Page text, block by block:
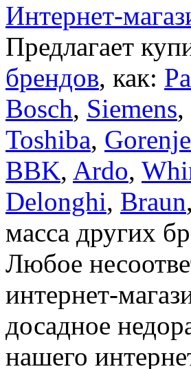
Интернет-
Предлагает
брендов, как:
Bosch, Siemens,
Toshiba, Gorenje
BBK, Ardo,
Delonghi, Braun,
масса других
Любое
интернет-
досадное
нашего